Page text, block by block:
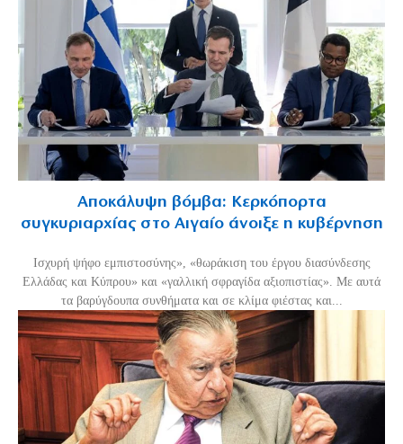
Αποκάλυψη βόμβα: Κερκόπορτα
συγκυριαρχίας στο Αιγαίο άνοιξε η κυβέρνηση
Ισχυρή ψήφο εμπιστοσύνης», «θωράκιση του έργου διασύνδεσης
Ελλάδας και Κύπρου» και «γαλλική σφραγίδα αξιοπιστίας». Με αυτά
τα βαρύγδουπα συνθήματα και σε κλίμα φιέστας και...